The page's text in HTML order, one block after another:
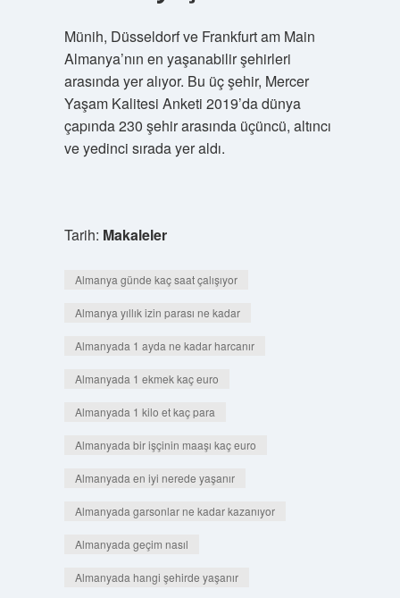
Münih, Düsseldorf ve Frankfurt am Main
Almanya’nın en yaşanabilir şehirleri
arasında yer alıyor. Bu üç şehir, Mercer
Yaşam Kalitesi Anketi 2019’da dünya
çapında 230 şehir arasında üçüncü, altıncı
ve yedinci sırada yer aldı.
Tarih: Makaleler
Almanya günde kaç saat çalışıyor
Almanya yıllık izin parası ne kadar
Almanyada 1 ayda ne kadar harcanır
Almanyada 1 ekmek kaç euro
Almanyada 1 kilo et kaç para
Almanyada bir işçinin maaşı kaç euro
Almanyada en iyi nerede yaşanır
Almanyada garsonlar ne kadar kazanıyor
Almanyada geçim nasıl
Almanyada hangi şehirde yaşanır